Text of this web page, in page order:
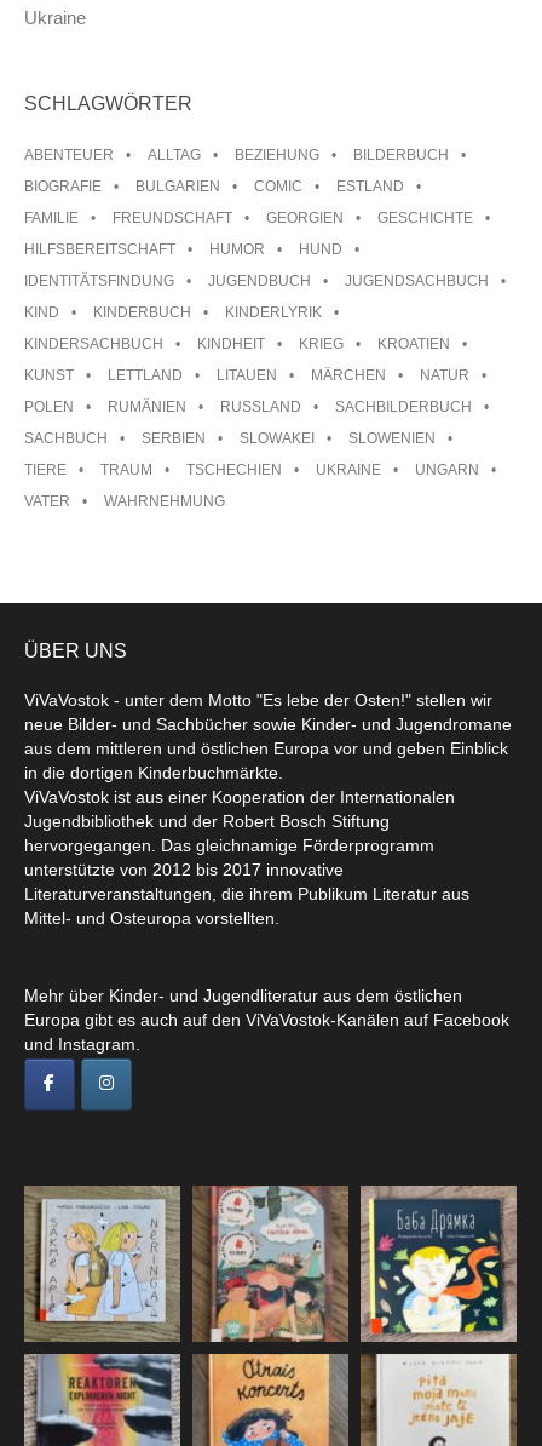
Ukraine
SCHLAGWÖRTER
ABENTEUER ALLTAG BEZIEHUNG
BILDERBUCH
BIOGRAFIE
BULGARIEN COMIC
ESTLAND
FAMILIE
FREUNDSCHAFT GEORGIEN
GESCHICHTE
HILFSBEREITSCHAFT
HUMOR
HUND
IDENTITÄTSFINDUNG
JUGENDBUCH
JUGENDSACHBUCH
KIND
KINDERBUCH
KINDERLYRIK
KINDERSACHBUCH
KINDHEIT KRIEG
KROATIEN
KUNST
LETTLAND LITAUEN MÄRCHEN
NATUR
POLEN
RUMÄNIEN RUSSLAND
SACHBILDERBUCH
SACHBUCH
SERBIEN SLOWAKEI
SLOWENIEN
TIERE
TRAUM TSCHECHIEN UKRAINE
UNGARN
VATER
WAHRNEHMUNG
ÜBER UNS
ViVaVostok - unter dem Motto "Es lebe der Osten!" stellen wir
neue Bilder- und Sachbücher sowie Kinder- und Jugendromane
aus dem mittleren und östlichen Europa vor und geben Einblick
in die dortigen Kinderbuchmärkte.
ViVaVostok ist aus einer Kooperation der Internationalen
Jugendbibliothek und der Robert Bosch Stiftung
hervorgegangen. Das gleichnamige Förderprogramm
unterstützte von 2012 bis 2017 innovative
Literaturveranstaltungen, die ihrem Publikum Literatur aus
Mittel- und Osteuropa vorstellten.
Mehr über Kinder- und Jugendliteratur aus dem östlichen
Europa gibt es auch auf den ViVaVostok-Kanälen auf Facebook
und Instagram.